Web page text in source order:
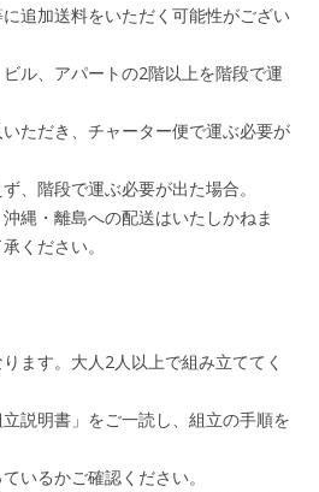
追加送料をいただく可能性がござい
ル、アパートの2階以上を階段で運
ただき、チャーター便で運ぶ必要が
、階段で運ぶ必要が出た場合。
縄・離島への配送はいたしかねま
ください。
ます。大人2人以上で組み立ててく
説明書」をご一読し、組立の手順を
いるかご確認ください。